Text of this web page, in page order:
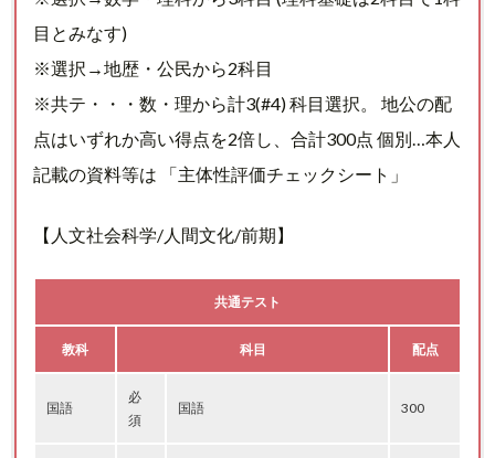
目とみなす)
※選択→地歴・公民から2科目
※共テ・・・数・理から計3(#4) 科目選択。 地公の配
点はいずれか高い得点を2倍し、合計300点 個別…本人
記載の資料等は 「主体性評価チェックシート」
【人文社会科学/人間文化/前期】
共通テスト
教科 科目 配点
国語
必
須
国語 300